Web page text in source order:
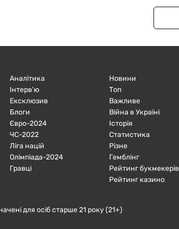
Аналітика
Інтерв'ю
Ексклюзив
Блоги
Євро-2024
ЧC-2022
Ліга націй
Олімпіада-2024
Гравці
Новини
Топ
Важливе
Війна в Україні
Історія
Статистика
Різне
Гемблінг
Рейтинг букмекерів
Рейтинг казино
для осіб старше 21 року (21+)